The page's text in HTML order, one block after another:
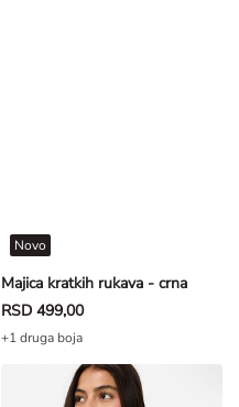
Majica kratkih rukava - crna
Novo
RSD 499,00
+1 druga boja